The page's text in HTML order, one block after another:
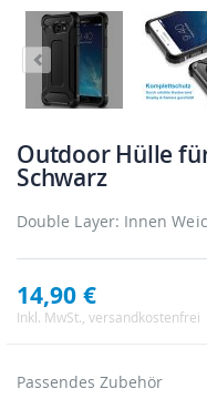
Outdoor Hülle
Schwarz
Double Layer: Innen
14,90 €
Inkl. MwSt. , versandkostenfrei
Passendes Zubehör